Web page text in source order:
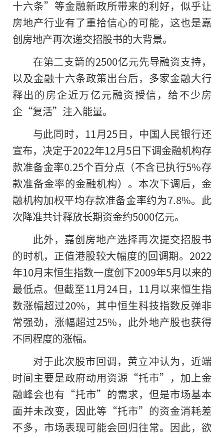
十六条”等金融新政所带来的利好，似乎让
房地产行业有了重拾信心的可能，这也是嘉
创房地产再次递交招股书的大背景。
在第二支箭的2500亿元先导融资支持，
以及金融十六条政策出台后，多家金融大行
释出的房企近万亿元融资授信，给不少房
企“复活”注入能量。
与此同时，11月25日，中国人民银行还
宣布，决定于2022年12月5日下调金融机构存
款准备金率0.25个百分点（不含已执行5%存
款准备金率的金融机构）。本次下调后，金
融机构加权平均存款准备金率约为7.8%。此
次降准共计释放长期资金约5000亿元。
此外，嘉创房地产选择再次提交招股书
的时机，正值港股较大幅度的回调期。2022
年10月末恒生指数一度创下2009年5月以来的
最低点。但截至11月24日，11月以来恒生指
数涨幅超过20%，其中恒生科技指数反弹非
常强劲，涨幅超过25%，此外地产股也获得
不同程度的涨幅。
对于此次股市回调，黄立冲认为，近端
时间主要是政府动用资源“托市”，加上金
融峰会也有“托市”的需求，但是市场基本
面并未改变，因此等“托市”的资金消耗差
不多，市场表现可能会回归往常。因此，欲